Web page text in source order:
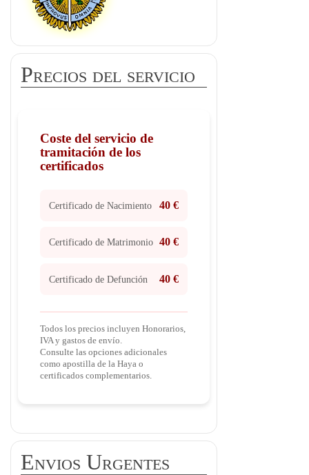
Precios del servicio
Coste del servicio de
tramitación de los
certificados
Certificado de Nacimiento 40 €
Certificado de Matrimonio 40 €
Certificado de Defunción 40 €
Todos los precios incluyen Honorarios,
IVA y gastos de envío.
Consulte las opciones adicionales
como apostilla de la Haya o
certificados complementarios.
Envios Urgentes